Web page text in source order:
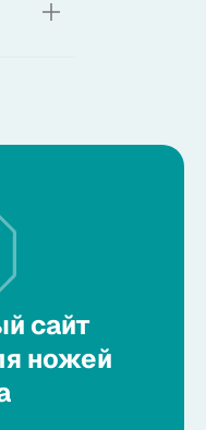
сайт
ножей